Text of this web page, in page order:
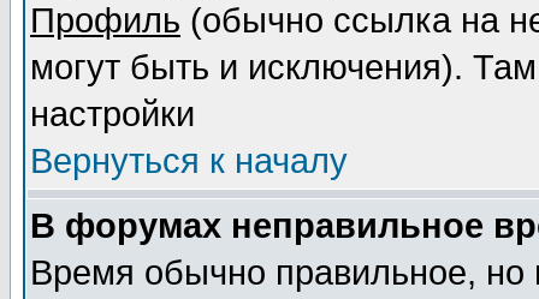
Профиль (обычно ссылка на
могут быть и исключения).
настройки
Вернуться к началу
В форумах неправильное
Время обычно правильное,